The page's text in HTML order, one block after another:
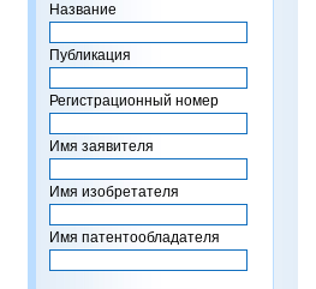
Название
Публикация
Регистрационный номер
Имя заявителя
Имя изобретателя
Имя патентообладателя